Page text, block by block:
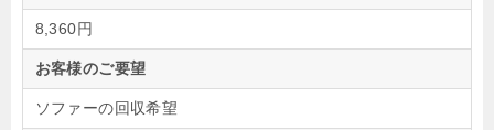
8,360円
お客様のご要望
ソファーの回収希望